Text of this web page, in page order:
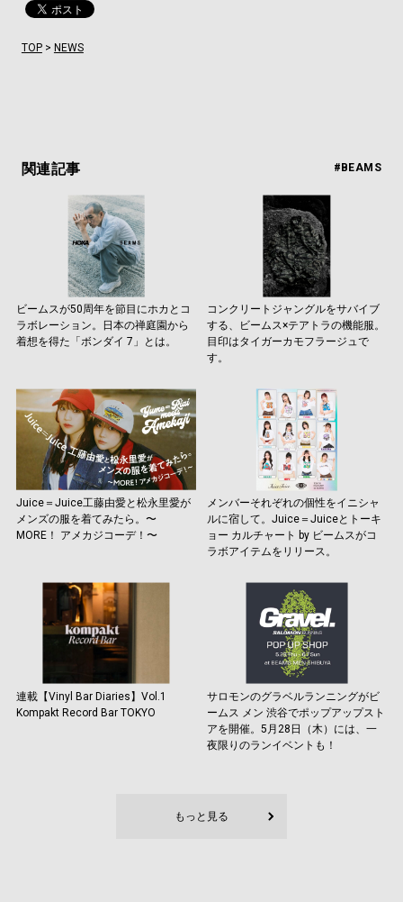
TOP> NEWS
関連記事 #BEAMS
ビームスが50周年を節目にホカとコ
ラボレーション。日本の禅庭園から
着想を得た「ボンダイ 7」とは。
コンクリートジャングルをサバイブ
する、ビームス×テアトラの機能服。
目印はタイガーカモフラージュで
す。
Juice＝Juice工藤由愛と松永里愛が
メンズの服を着てみたら。〜
MORE！ アメカジコーデ！〜
メンバーそれぞれの個性をイニシャ
ルに宿して。Juice＝Juiceとトーキ
ョー カルチャート by ビームスがコ
ラボアイテムをリリース。
連載【Vinyl Bar Diaries】Vol.1
Kompakt Record Bar TOKYO
サロモンのグラベルランニングがビ
ームス メン 渋谷でポップアップスト
アを開催。5月28日（木）には、一
夜限りのランイベントも！
もっと見る